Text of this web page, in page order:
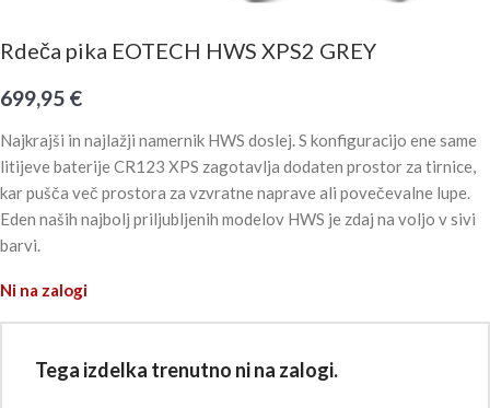
Rdeča pika EOTECH HWS XPS2 GREY
699,95 €
Najkrajši in najlažji namernik HWS doslej. S konfiguracijo ene same
litijeve baterije CR123 XPS zagotavlja dodaten prostor za tirnice,
kar pušča več prostora za vzvratne naprave ali povečevalne lupe.
Eden naših najbolj priljubljenih modelov HWS je zdaj na voljo v sivi
barvi.
Ni na zalogi
Tega izdelka trenutno ni na zalogi.